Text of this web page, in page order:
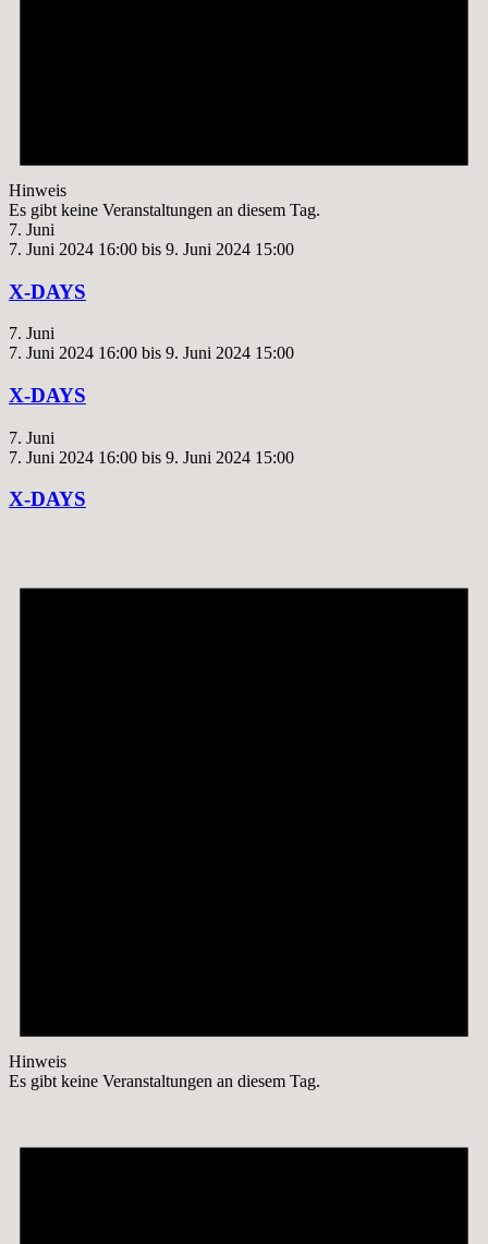
Hinweis
Es gibt keine Veranstaltungen an diesem Tag.
7. Juni
7. Juni 2024 16:00 bis 9. Juni 2024 15:00
X-DAYS
7. Juni
7. Juni 2024 16:00 bis 9. Juni 2024 15:00
X-DAYS
7. Juni
7. Juni 2024 16:00 bis 9. Juni 2024 15:00
X-DAYS
Hinweis
Es gibt keine Veranstaltungen an diesem Tag.